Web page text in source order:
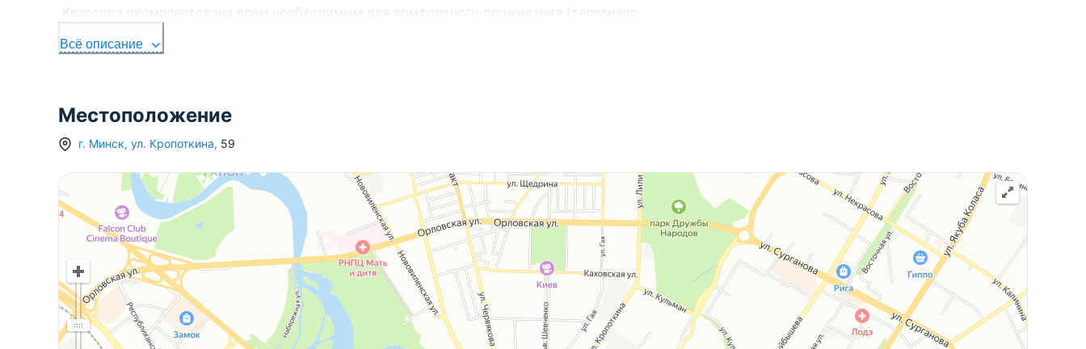
Квартира укомплектована всем необходимым для комфортного проживания (телевизор,
машина, стиральная машина)
Напишите нам в удобный для Вас мессенджер:
Ответим на Ваши вопросы, предоставим всю необходимую дополнительную информацию.
ООО «Орион Недвижимость»
УНП 193609339
Лицензия Министерства Юстиции №02240/436 от 03.02.2022 г.
Договор № 578/2а от 27.06.2025
Всё описание
Местоположение
г. Минск, ул. Кропоткина, 59